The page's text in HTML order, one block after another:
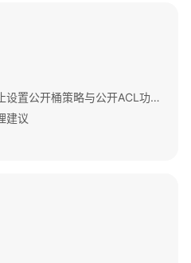
华为云新创建OBS桶默认禁止设置公开桶策略与公开ACL功能通知
建议